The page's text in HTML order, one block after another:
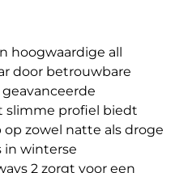
hoogwaardige all
door betrouwbare
slimme profiel biedt
zowel natte als droge
in winterse
2 zorgt voor een